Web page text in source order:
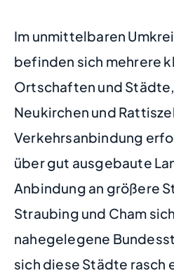
Im unmittelbaren
befinden sich mehrere
Ortschaften und
Neukirchen und
Verkehrsanbindung
über gut ausgebaute
Anbindung an größere
Straubing und Cham
nahegelegene
sich diese Städte rasch